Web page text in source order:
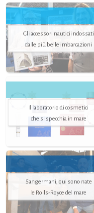
Gli accessori nautici indossati
dalle più belle imbarcazioni
Il laboratorio di cosmetici
che si specchia in mare
Sangermani, qui sono nate
le Rolls-Royce del mare